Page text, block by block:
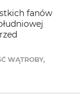
fanów
WĄTROBY,